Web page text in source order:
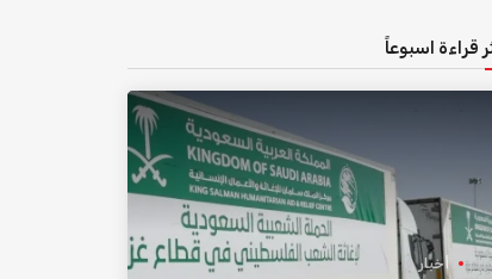
قراءة اسبوعاً
أخبار